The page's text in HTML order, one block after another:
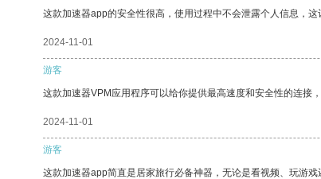
这款加速器app的安全性很高，使用过程中不会泄露个人信息，
2024-11-01
游客
这款加速器VPM应用程序可以给你提供最高速度和安全性的连接
2024-11-01
游客
这款加速器app简直是居家旅行必备神器，无论是看视频、玩游